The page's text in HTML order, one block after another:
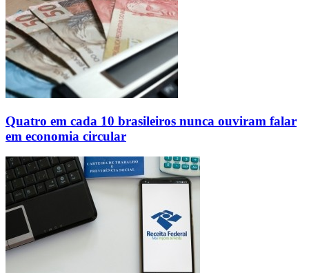
Quatro em cada 10 brasileiros nunca ouviram falar
em economia circular